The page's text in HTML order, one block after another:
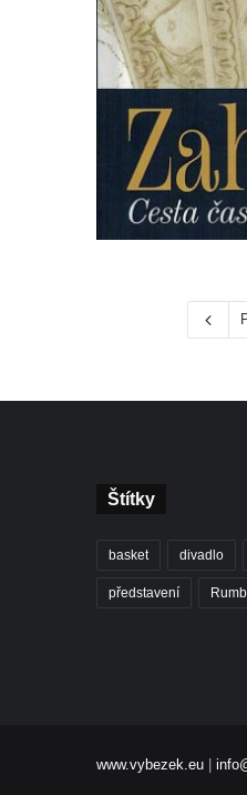
Štítky
basket divadlo
představení
www.vybezek.eu |